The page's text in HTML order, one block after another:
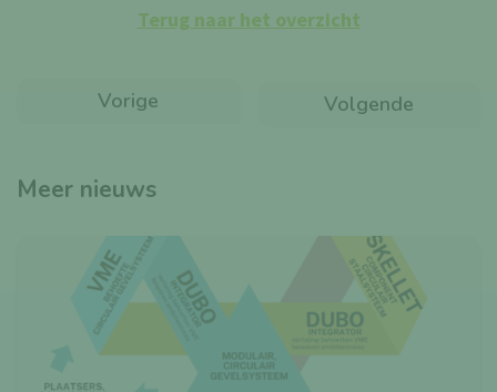
Terug naar het overzicht
Vorige Volgende
Meer nieuws